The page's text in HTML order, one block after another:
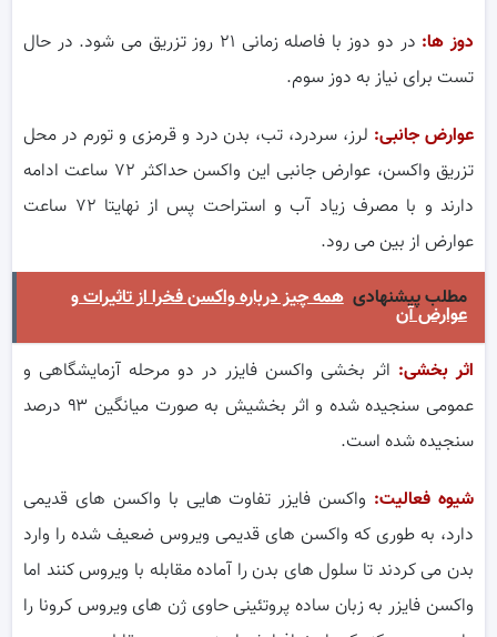
دوز ها:
در دو دوز با فاصله زمانی ۲۱ روز تزریق می شود. در حال
تست برای نیاز به دوز سوم.
عوارض جانبی: لرز، سردرد، تب، بدن درد و قرمزی و تورم در محل
تزریق واکسن، عوارض جانبی این واکسن حداکثر ۷۲ ساعت ادامه
دارند و با مصرف زیاد آب و استراحت پس از نهایتا ۷۲ ساعت
عوارض از بین می رود.
مطلب پیشنهادی همه چیز درباره واکسن فخرا از تاثیرات و
عوارض آن
اثر بخشی: اثر بخشی واکسن فایزر در دو مرحله آزمایشگاهی و
عمومی سنجیده شده و اثر بخشیش به صورت میانگین ۹۳ درصد
سنجیده شده است.
شیوه فعالیت: واکسن فایزر تفاوت هایی با واکسن های قدیمی
دارد، به طوری که واکسن های قدیمی ویروس ضعیف شده را وارد
بدن می کردند تا سلول های بدن را آماده مقابله با ویروس کنند اما
واکسن فایزر به زبان ساده پروتئینی حاوی ژن های ویروس کرونا را